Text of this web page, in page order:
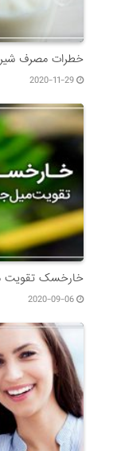
خطرات مصرف شیر
2020-11-29
خارخسک تقویت
2020-09-06